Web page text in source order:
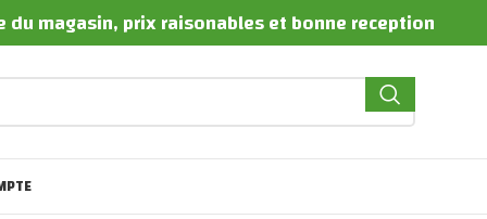
magasin, prix raisonables et bonne reception